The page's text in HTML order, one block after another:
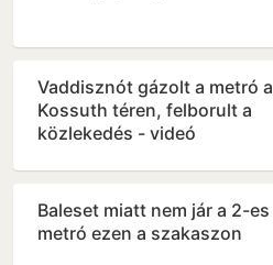
Vaddisznót gázolt a metró a
Kossuth téren, felborult a
közlekedés - videó
Baleset miatt nem jár a 2-es
metró ezen a szakaszon